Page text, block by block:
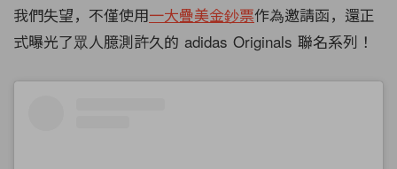
我們失望，不僅使用一大疊美金鈔票作為邀請函，還正
式曝光了眾人臆測許久的 adidas Originals 聯名系列！